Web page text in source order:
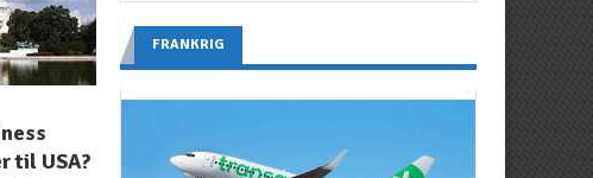
til USA?
NYHEDER
Sydeuropa
NYHEDER
Kenneth Karskov
FRANKRIG